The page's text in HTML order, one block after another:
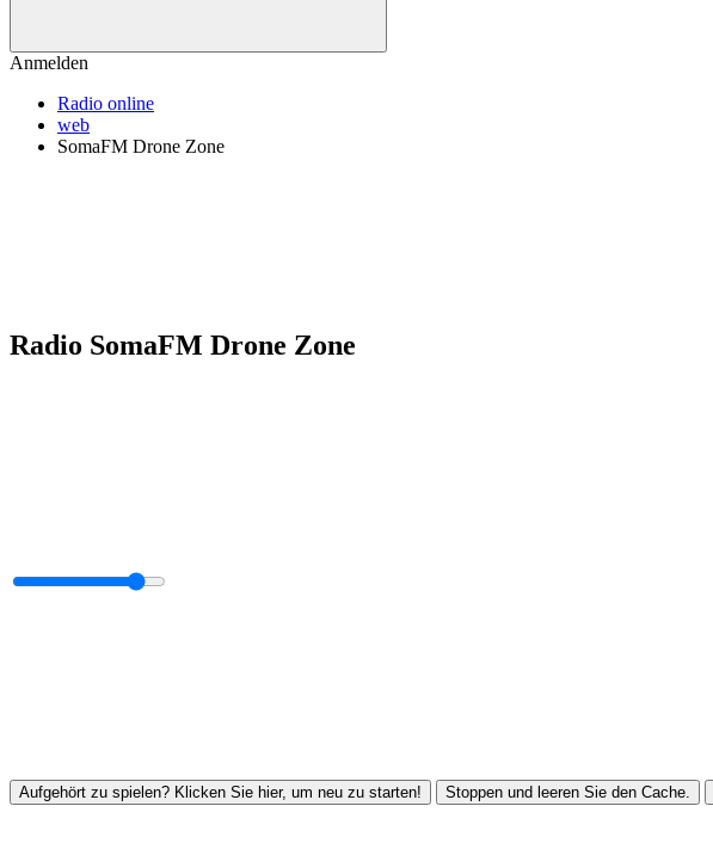
Anmelden
Radio online
web
SomaFM Drone Zone
Radio SomaFM Drone Zone
Aufgehört zu spielen? Klicken Sie hier, um neu zu starten! Stoppen und leeren Sie den Cache.